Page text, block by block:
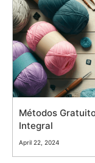
Métodos
Integral
April 22, 2024